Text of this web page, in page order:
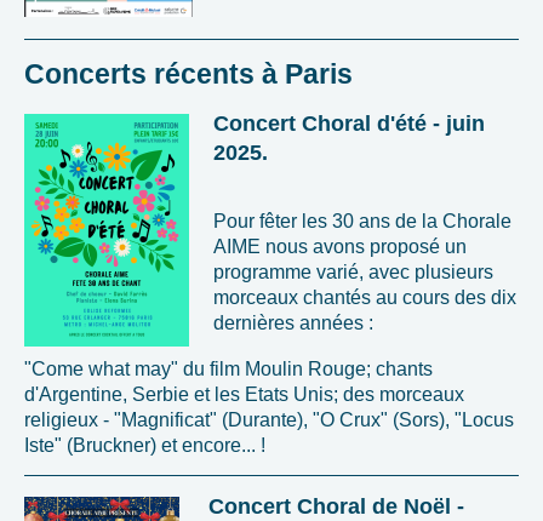
Concerts récents à Paris
Concert Choral d'été - juin
2025.
Pour fêter les 30 ans de la Chorale
AIME nous avons proposé un
programme varié, avec plusieurs
morceaux chantés au cours des dix
dernières années :
"Come what may" du film Moulin Rouge; chants
d'Argentine, Serbie et les Etats Unis; des morceaux
religieux - "Magnificat" (Durante), "O Crux" (Sors), "Locus
Iste" (Bruckner) et encore... !
Concert Choral de Noël -